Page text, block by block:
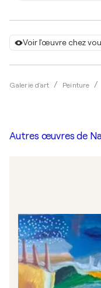
Voir l'œuvre chez
Galerie d'art Peinture
Autres œuvres de